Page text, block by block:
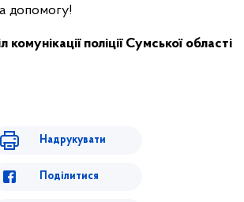
допомогу!
комунікації поліції Сумської області
Надрукувати
Поділитися